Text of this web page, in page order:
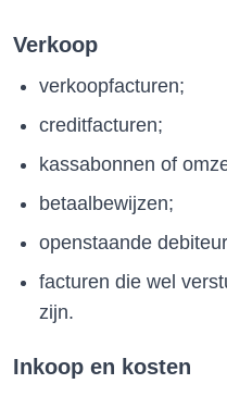
Verkoop
verkoopfacturen;
creditfacturen;
kassabonnen of
betaalbewijzen;
openstaande
facturen die wel
zijn.
Inkoop en kosten